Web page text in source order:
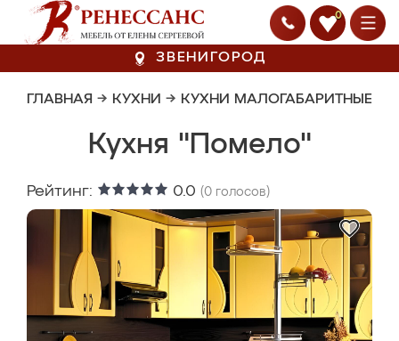
0
ЗВЕНИГОРОД
ГЛАВНАЯ → КУХНИ → КУХНИ МАЛОГАБАРИТНЫЕ
Кухня "Помело"
Рейтинг: 0.0 (0 голосов)